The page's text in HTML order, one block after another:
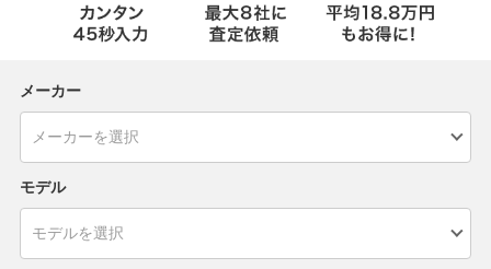
メーカー
モデル